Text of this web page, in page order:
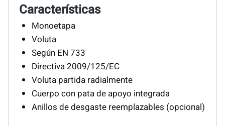
Características
Monoetapa
Voluta
Según EN 733
Directiva 2009/125/EC
Voluta partida radialmente
Cuerpo con pata de apoyo integrada
Anillos de desgaste reemplazables (opcional)